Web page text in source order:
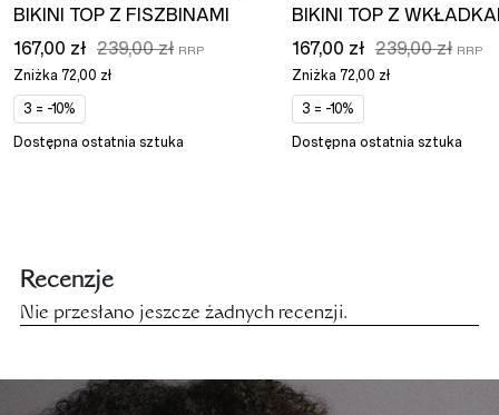
BIKINI TOP Z FISZBINAMI
167,00 zł 239,00 zł
Zniżka 72,00 zł
3 = -10%
Dostępna ostatnia sztuka
BIKINI TOP Z
167,00 zł 239,00 zł
Zniżka 72,00 zł
3 = -10%
Dostępna ostatnia sztuka